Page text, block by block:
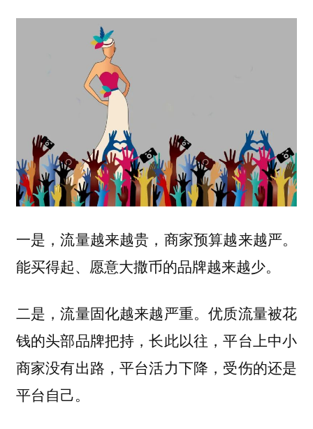
一是，流量越来越贵，商家预算越来越严。
能买得起、愿意大撒币的品牌越来越少。
二是，流量固化越来越严重。优质流量被花
钱的头部品牌把持，长此以往，平台上中小
商家没有出路，平台活力下降，受伤的还是
平台自己。